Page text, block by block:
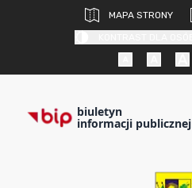
MAPA STRONY
biuletyn
informacji publicznej